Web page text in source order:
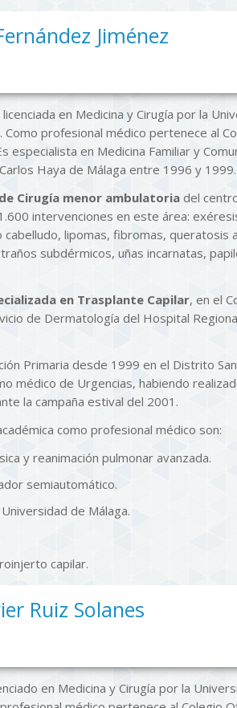
Jiménez
en Medicina y Cirugía por la
profesional médico pertenece al
especialista en Medicina Familiar y
Haya de Málaga entre 1996 y 1999.
Cirugía menor ambulatoria del
intervenciones en este área:
lipomas, fibromas, queratosis
subdérmicos, uñas incarnatas,
en Trasplante Capilar, en el
de Dermatología del Hospital
Primaria desde 1999 en el Distrito
médico de Urgencias, habiendo
la campaña estival del 2001.
como profesional médico son:
y reanimación pulmonar avanzada.
semiautomático.
de Málaga.
capilar.
Ruiz Solanes
en Medicina y Cirugía por la